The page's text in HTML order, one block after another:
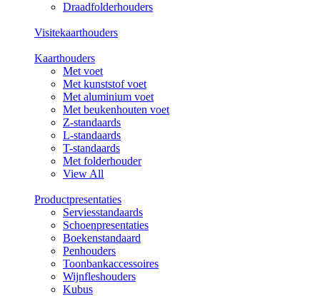
Draadfolderhouders
Visitekaarthouders
Kaarthouders
Met voet
Met kunststof voet
Met aluminium voet
Met beukenhouten voet
Z-standaards
L-standaards
T-standaards
Met folderhouder
View All
Productpresentaties
Serviesstandaards
Schoenpresentaties
Boekenstandaard
Penhouders
Toonbankaccessoires
Wijnfleshouders
Kubus